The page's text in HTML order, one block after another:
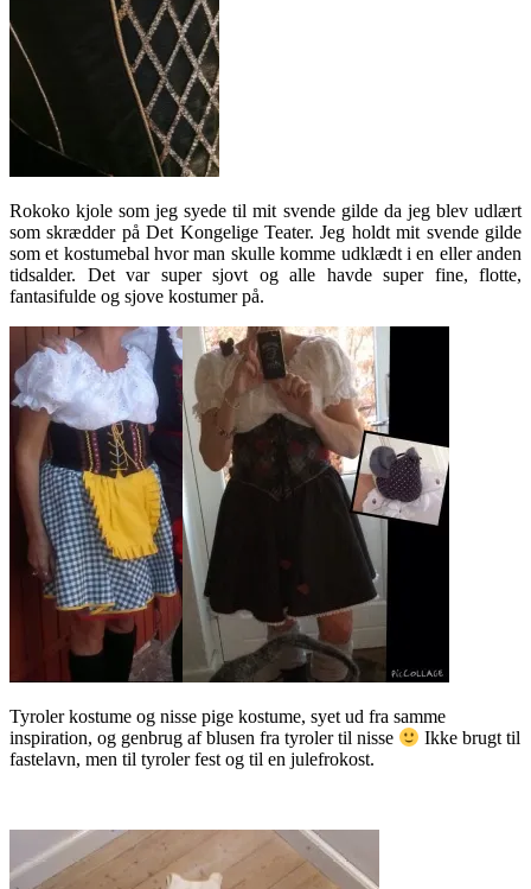
Rokoko kjole som jeg syede til mit svende gilde da jeg blev udlært
som skrædder på Det Kongelige Teater. Jeg holdt mit svende gilde
som et kostumebal hvor man skulle komme udklædt i en eller anden
tidsalder. Det var super sjovt og alle havde super fine, flotte,
fantasifulde og sjove kostumer på.
Tyroler kostume og nisse pige kostume, syet ud fra samme
inspiration, og genbrug af blusen fra tyroler til nisse
Ikke brugt til
fastelavn, men til tyroler fest og til en julefrokost.